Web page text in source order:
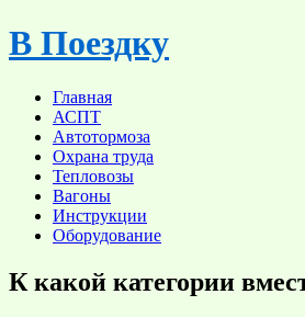
Skip
to
В Поездку
Главная
АСПТ
Автотормоза
Охрана труда
Тепловозы
Вагоны
Инструкции
Оборудование
К какой категории